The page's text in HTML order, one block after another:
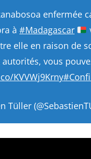
enfermée
à #Madagascar
elle en raison de
autorités, vous
KVVWj9Krny
Tüller